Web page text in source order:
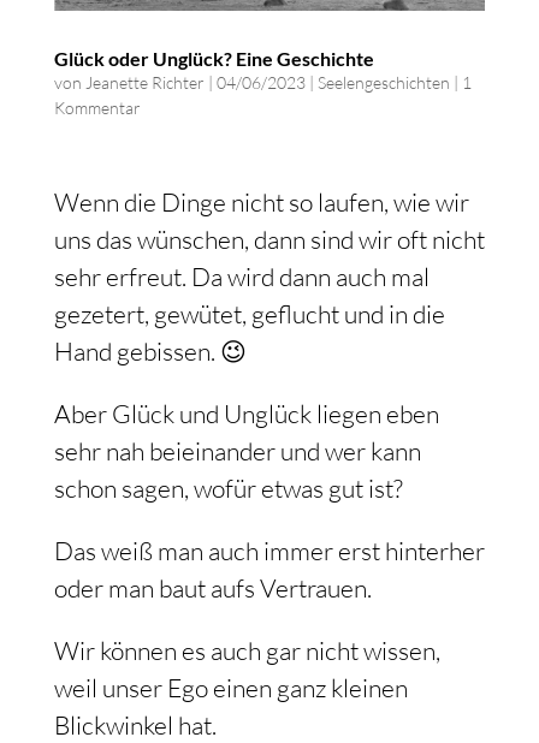
Glück oder Unglück? Eine Geschichte
von Jeanette Richter | 04/06/2023| Seelengeschichten | 1
Kommentar
Wenn die Dinge nicht so laufen, wie wir
uns das wünschen, dann sind wir oft nicht
sehr erfreut. Da wird dann auch mal
gezetert, gewütet, geflucht und in die
Hand gebissen. 😉
Aber Glück und Unglück liegen eben
sehr nah beieinander und wer kann
schon sagen, wofür etwas gut ist?
Das weiß man auch immer erst hinterher
oder man baut aufs Vertrauen.
Wir können es auch gar nicht wissen,
weil unser Ego einen ganz kleinen
Blickwinkel hat.